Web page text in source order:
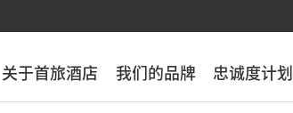
关于首旅酒店 我们的品牌 忠诚度计划
关于首旅酒店 我们的品牌 忠诚度计划